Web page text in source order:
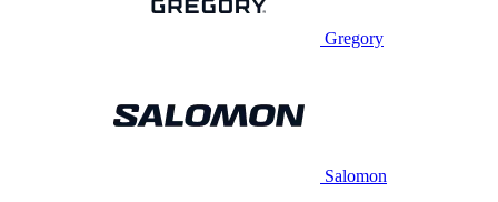
Gregory
Salomon